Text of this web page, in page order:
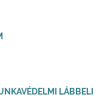
LÁBBELI